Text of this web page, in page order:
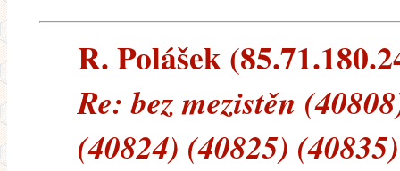
R. Polášek
Re: bez mezistěn
(40824) (40825)